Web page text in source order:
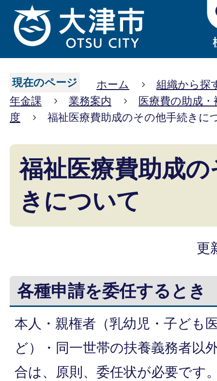
現在のページ ホーム
組織から探
年金課
業務案内
医療費の助成・
度
福祉医療費助成のその他手続きに
福祉医療費助成
きについて
更
各種申請を委任するとき
本人・親権者（乳幼児・子ども
ど）・同一世帯の扶養義務者以
合は、原則、委任状が必要です